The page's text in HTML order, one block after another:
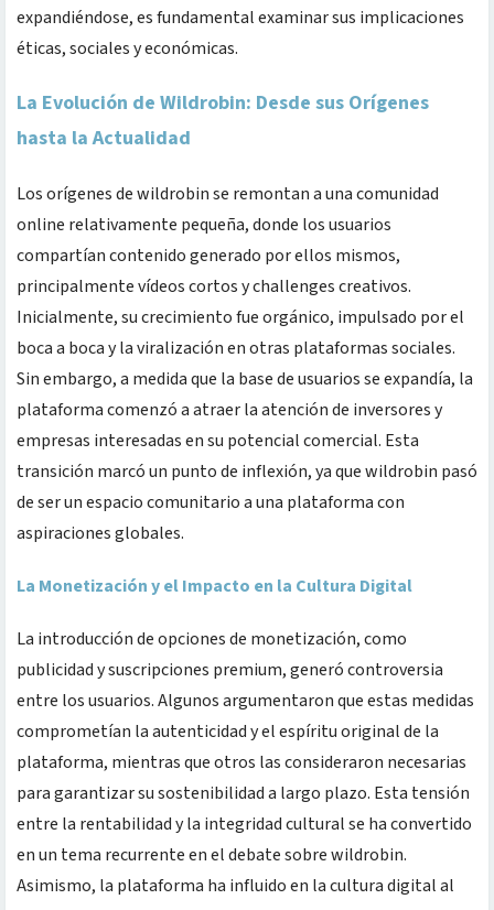
expandiéndose, es fundamental examinar sus implicaciones
éticas, sociales y económicas.
La Evolución de Wildrobin: Desde sus Orígenes
hasta la Actualidad
Los orígenes de wildrobin se remontan a una comunidad
online relativamente pequeña, donde los usuarios
compartían contenido generado por ellos mismos,
principalmente vídeos cortos y challenges creativos.
Inicialmente, su crecimiento fue orgánico, impulsado por el
boca a boca y la viralización en otras plataformas sociales.
Sin embargo, a medida que la base de usuarios se expandía, la
plataforma comenzó a atraer la atención de inversores y
empresas interesadas en su potencial comercial. Esta
transición marcó un punto de inflexión, ya que wildrobin pasó
de ser un espacio comunitario a una plataforma con
aspiraciones globales.
La Monetización y el Impacto en la Cultura Digital
La introducción de opciones de monetización, como
publicidad y suscripciones premium, generó controversia
entre los usuarios. Algunos argumentaron que estas medidas
comprometían la autenticidad y el espíritu original de la
plataforma, mientras que otros las consideraron necesarias
para garantizar su sostenibilidad a largo plazo. Esta tensión
entre la rentabilidad y la integridad cultural se ha convertido
en un tema recurrente en el debate sobre wildrobin.
Asimismo, la plataforma ha influido en la cultura digital al